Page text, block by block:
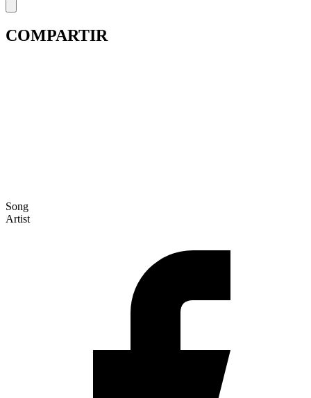
COMPARTIR
Song
Artist